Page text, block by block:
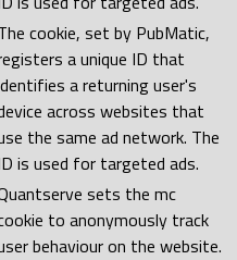
cookie, set by PubMatic,
a unique ID that
a returning user's
across websites that
the same ad network. The
is used for targeted ads.
sets the mc
to anonymously track
behaviour on the website.